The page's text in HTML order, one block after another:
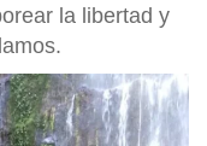
la libertad y